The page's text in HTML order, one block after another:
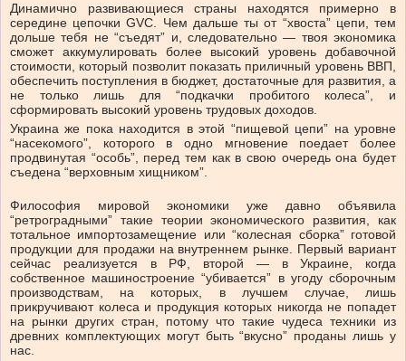
Динамично развивающиеся страны находятся примерно в
середине цепочки GVC. Чем дальше ты от “хвоста” цепи, тем
дольше тебя не “съедят” и, следовательно — твоя экономика
сможет аккумулировать более высокий уровень добавочной
стоимости, который позволит показать приличный уровень ВВП,
обеспечить поступления в бюджет, достаточные для развития, а
не только лишь для “подкачки пробитого колеса”, и
сформировать высокий уровень трудовых доходов.
Украина же пока находится в этой “пищевой цепи” на уровне
“насекомого”, которого в одно мгновение поедает более
продвинутая “особь”, перед тем как в свою очередь она будет
съедена “верховным хищником”.
Философия мировой экономики уже давно объявила
“ретроградными” такие теории экономического развития, как
тотальное импортозамещение или “колесная сборка” готовой
продукции для продажи на внутреннем рынке. Первый вариант
сейчас реализуется в РФ, второй — в Украине, когда
собственное машиностроение “убивается” в угоду сборочным
производствам, на которых, в лучшем случае, лишь
прикручивают колеса и продукция которых никогда не попадет
на рынки других стран, потому что такие чудеса техники из
древних комплектующих могут быть “вкусно” проданы лишь у
нас.